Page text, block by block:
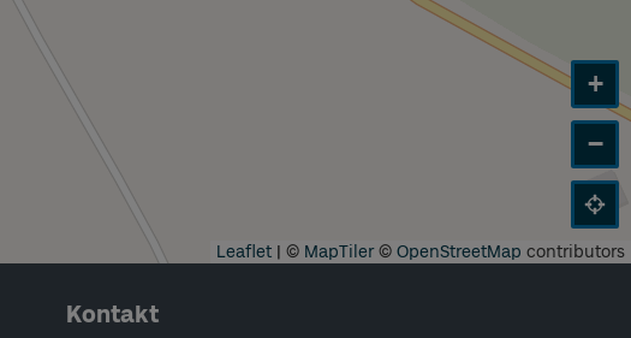
+
−
Leaflet | © MapTiler© OpenStreetMap contributors
Kontakt